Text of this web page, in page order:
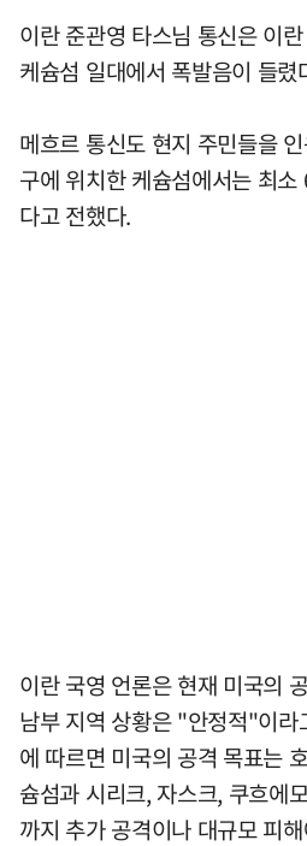
이란 준관영 타스님 통신은 이
케슘섬 일대에서 폭발음이 들렸
메흐르 통신도 현지 주민들을
구에 위치한 케슘섬에서는 최
다고 전했다.
이란 국영 언론은 현재 미국의
남부 지역 상황은 "안정적"이라
에 따르면 미국의 공격 목표는
슘섬과 시리크, 자스크, 쿠흐에
까지 추가 공격이나 대규모 피